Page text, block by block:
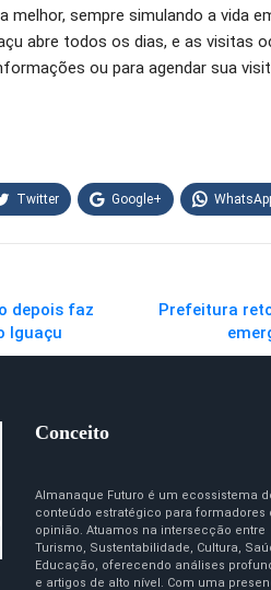
sempre simulando a vida
abre todos os dias, e as visitas
ou para agendar sua
Twitter Google+
depois faz
Iguaçu
Prefeitura
Conceito
Almanaque Futuro é um ecossistema
conteúdo estratégico para formadores
opinião. Atuamos na intersecção entre
Turismo, Sustentabilidade, Cultura,
Educação, oferecendo análises
e artigos de alto nível. Com uma